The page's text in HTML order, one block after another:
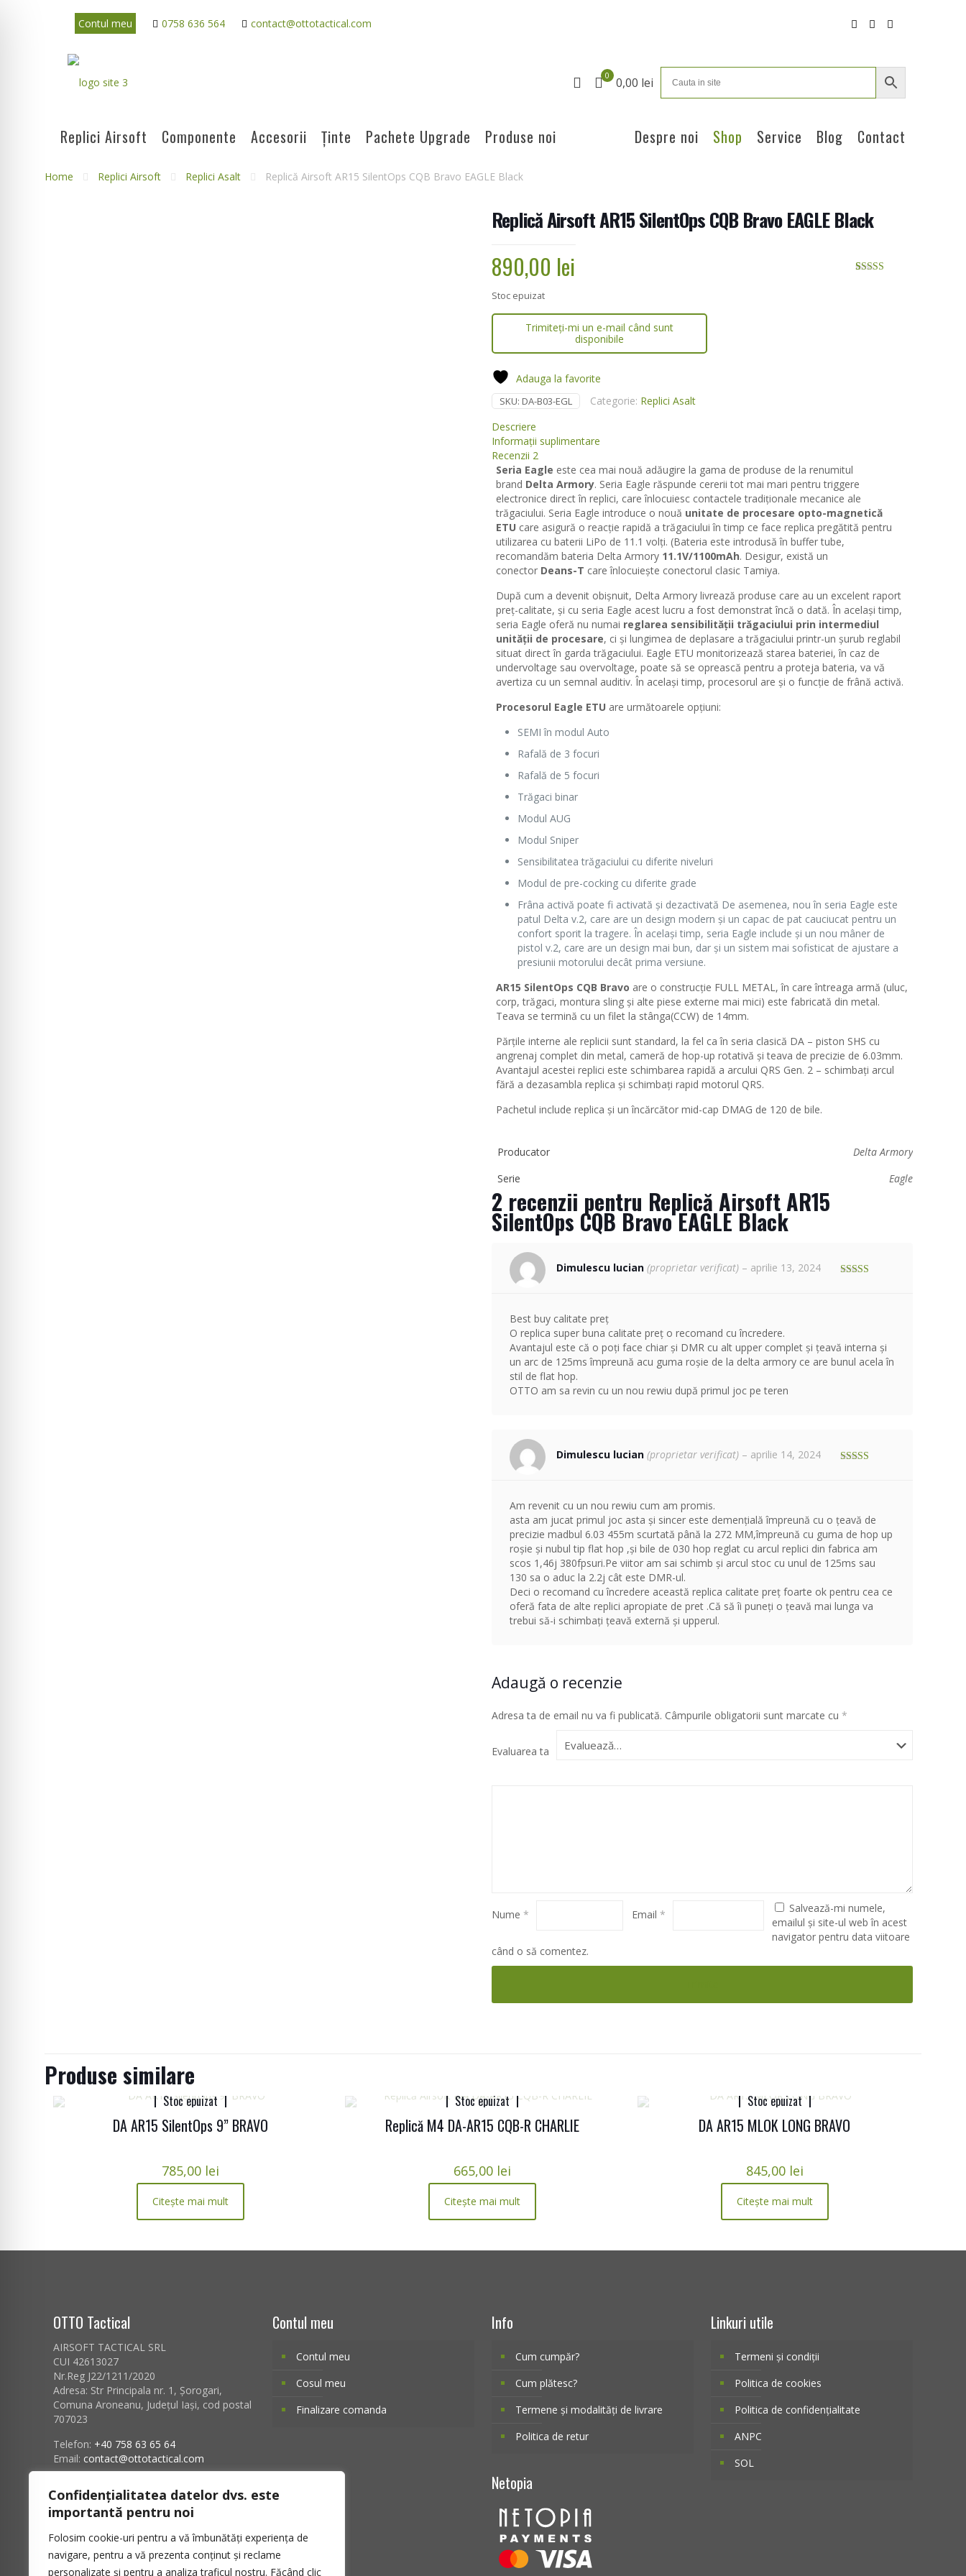
Confidențialitatea datelor dvs. este
importantă pentru noi
Folosim cookie-uri pentru a vă îmbunătăți experiența de
navigare, pentru a vă prezenta conținut și reclame
personalizate și pentru a analiza traficul nostru. Făcând clic
Contul meu 0758 636 564 contact@ottotactical.com
0 0,00 lei
Replici Airsoft Componente Accesorii Ținte Pachete Upgrade Produse noi Despre noi Shop Service Blog Contact
Home Replici Airsoft Replici Asalt Replică Airsoft AR15 SilentOps CQB Bravo EAGLE Black
Replică Airsoft AR15 SilentOps CQB Bravo EAGLE Black
890,00 lei
Stoc epuizat
Trimiteți-mi un e-mail când sunt
disponibile
Adauga la favorite
SKU: DA-B03-EGL Categorie: Replici Asalt
Descriere
Informații suplimentare
Recenzii 2
Seria Eagle este cea mai nouă adăugire la gama de produse de la renumitul
brand Delta Armory. Seria Eagle răspunde cererii tot mai mari pentru triggere
electronice direct în replici, care înlocuiesc contactele tradiționale mecanice ale
trăgaciului. Seria Eagle introduce o nouă unitate de procesare opto-magnetică
ETU care asigură o reacție rapidă a trăgaciului în timp ce face replica pregătită pentru
utilizarea cu baterii LiPo de 11.1 volți. (Bateria este introdusă în buffer tube,
recomandăm bateria Delta Armory11.1V/1100mAh. Desigur, există un
conector Deans-T care înlocuiește conectorul clasic Tamiya.
După cum a devenit obișnuit, Delta Armory livrează produse care au un excelent raport
preț-calitate, și cu seria Eagle acest lucru a fost demonstrat încă o dată. În același timp,
seria Eagle oferă nu numai reglarea sensibilității trăgaciului prin intermediul
unității de procesare, ci și lungimea de deplasare a trăgaciului printr-un șurub reglabil
situat direct în garda trăgaciului. Eagle ETU monitorizează starea bateriei, în caz de
undervoltage sau overvoltage, poate să se oprească pentru a proteja bateria, va vă
avertiza cu un semnal auditiv. În același timp, procesorul are și o funcție de frână activă.
Procesorul Eagle ETU are următoarele opțiuni:
SEMI în modul Auto
Rafală de 3 focuri
Rafală de 5 focuri
Trăgaci binar
Modul AUG
Modul Sniper
Sensibilitatea trăgaciului cu diferite niveluri
Modul de pre-cocking cu diferite grade
Frâna activă poate fi activată și dezactivată De asemenea, nou în seria Eagle este
patul Delta v.2, care are un design modern și un capac de pat cauciucat pentru un
confort sporit la tragere. În același timp, seria Eagle include și un nou mâner de
pistol v.2, care are un design mai bun, dar și un sistem mai sofisticat de ajustare a
presiunii motorului decât prima versiune.
AR15 SilentOps CQB Bravo are o construcție FULL METAL, în care întreaga armă (uluc,
corp, trăgaci, montura sling și alte piese externe mai mici) este fabricată din metal.
Teava se termină cu un filet la stânga(CCW) de 14mm.
Părțile interne ale replicii sunt standard, la fel ca în seria clasică DA – piston SHS cu
angrenaj complet din metal, cameră de hop-up rotativă și teava de precizie de 6.03mm.
Avantajul acestei replici este schimbarea rapidă a arcului QRS Gen. 2 – schimbați arcul
fără a dezasambla replica și schimbați rapid motorul QRS.
Pachetul include replica și un încărcător mid-cap DMAG de 120 de bile.
Producator
Delta Armory
Serie
Eagle
2 recenzii pentru Replică Airsoft AR15
SilentOps CQB Bravo EAGLE Black
Dimulescu lucian (proprietar verificat) – aprilie 13, 2024
Best buy calitate preț
O replica super buna calitate preț o recomand cu încredere.
Avantajul este că o poți face chiar și DMR cu alt upper complet și țeavă interna și
un arc de 125ms împreună acu guma roșie de la delta armory ce are bunul acela în
stil de flat hop.
OTTO am sa revin cu un nou rewiu după primul joc pe teren
Dimulescu lucian (proprietar verificat) – aprilie 14, 2024
Am revenit cu un nou rewiu cum am promis.
asta am jucat primul joc asta și sincer este demențială împreună cu o țeavă de
precizie madbul 6.03 455m scurtată până la 272 MM,împreună cu guma de hop up
roșie și nubul tip flat hop ,și bile de 030 hop reglat cu arcul replici din fabrica am
scos 1,46j 380fpsuri.Pe viitor am sai schimb și arcul stoc cu unul de 125ms sau
130 sa o aduc la 2.2j cât este DMR-ul.
Deci o recomand cu încredere această replica calitate preț foarte ok pentru cea ce
oferă fata de alte replici apropiate de pret .Că să îi puneți o țeavă mai lunga va
trebui să-i schimbați țeavă externă și upperul.
Adaugă o recenzie
Adresa ta de email nu va fi publicată. Câmpurile obligatorii sunt marcate cu *
Evaluarea ta
Nume * Email*
Salvează-mi numele,
emailul și site-ul web în acest
navigator pentru data viitoare
când o să comentez.
Produse similare
Stoc epuizat
DA AR15 SilentOps 9” BRAVO
785,00 lei
Citește mai mult
Stoc epuizat
Replică M4 DA-AR15 CQB-R CHARLIE
665,00 lei
Citește mai mult
Stoc epuizat
DA AR15 MLOK LONG BRAVO
845,00 lei
Citește mai mult
OTTO Tactical
AIRSOFT TACTICAL SRL
CUI 42613027
Nr.Reg J22/1211/2020
Adresa: Str Principala nr. 1 , Șorogari,
Comuna Aroneanu, Județul Iași, cod postal
707023
Telefon: +40 758 63 65 64
Email: contact@ottotactical.com
EUR: RO90INGB0000999910944189
RON: RO92INGB0000999910370398
Contul meu
Contul meu
Cosul meu
Finalizare comanda
Info
Cum cumpăr?
Cum plătesc?
Termene și modalități de livrare
Politica de retur
Netopia
Linkuri utile
Termeni și condiții
Politica de cookies
Politica de confidențialitate
ANPC
SOL